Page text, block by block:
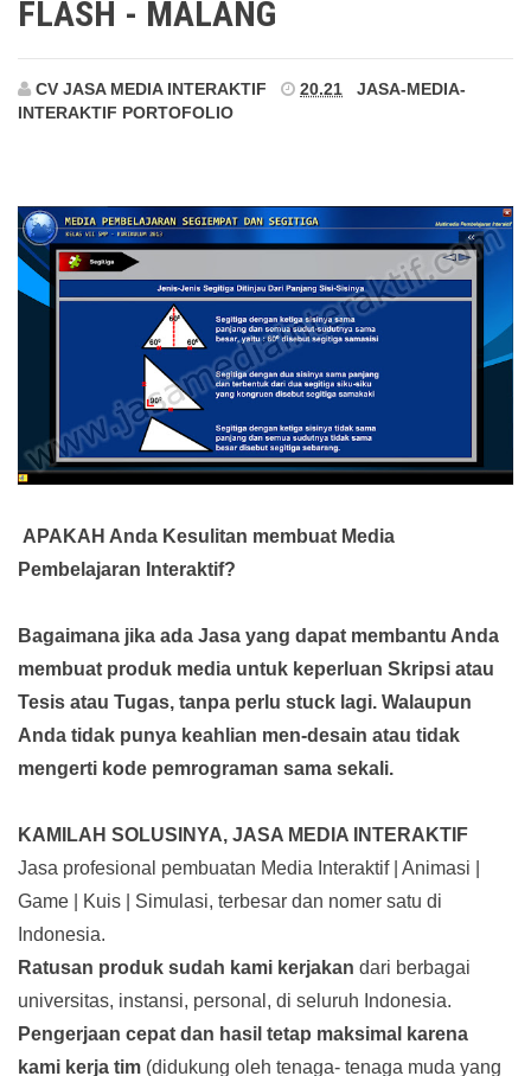
FLASH - MALANG
CV JASA MEDIA INTERAKTIF 20.21
JASA-MEDIA-
INTERAKTIF PORTOFOLIO
APAKAH Anda Kesulitan membuat Media
Pembelajaran Interaktif?
Bagaimana jika ada Jasa yang dapat membantu Anda
membuat produk media untuk keperluan Skripsi atau
Tesis atau Tugas, tanpa perlu stuck lagi. Walaupun
Anda tidak punya keahlian men-desain atau tidak
mengerti kode pemrograman sama sekali.
KAMILAH SOLUSINYA, JASA MEDIA INTERAKTIF
Jasa profesional pembuatan Media Interaktif | Animasi |
Game | Kuis | Simulasi, terbesar dan nomer satu di
Indonesia.
Ratusan produk sudah kami kerjakan dari berbagai
universitas, instansi, personal, di seluruh Indonesia.
Pengerjaan cepat dan hasil tetap maksimal karena
kami kerja tim (didukung oleh tenaga- tenaga muda yang